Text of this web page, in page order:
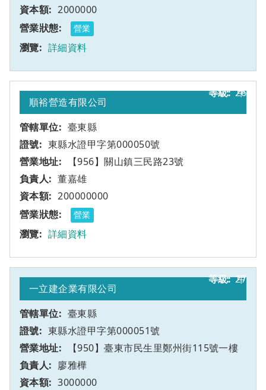
2000000
營業
詳細資料
26
順裕營造有限公司
臺東縣
東縣水證甲字第000050號
【956】關山鎮三民路23號
甲
董嘉雄
200000000
營業
詳細資料
27
一立建企業有限公司
臺東縣
東縣水證甲字第000051號
【950】臺東市民生里鄭州街115號一樓
甲
廖雅樺
3000000